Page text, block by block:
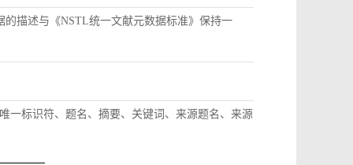
描述与《NSTL统一文献元数据标准》保持一
一标识符、题名、摘要、关键词、来源题名、来源